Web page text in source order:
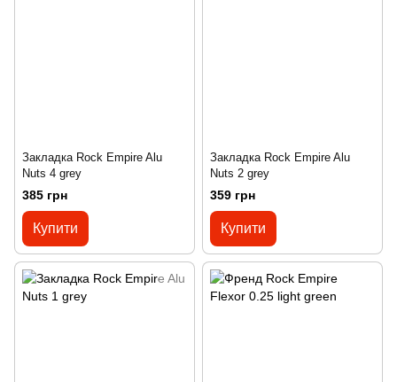
Закладка Rock Empire Alu
Nuts 4 grey
385 грн
Купити
Закладка Rock Empire Alu
Nuts 2 grey
359 грн
Купити